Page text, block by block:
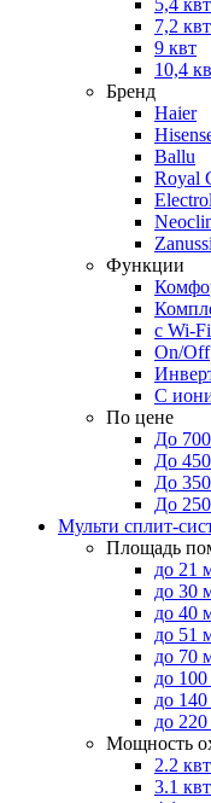
5,4 квт
7,2 квт
9 квт
10,4
Бренд
Haier
Ballu
Royal
Zanussi
Функции
с Wi-Fi
On/Off
С
По цене
До
До
До
До
Мульти сплит-
Площадь
до 21
до 30
до 40
до 51
до 70
до
до
до
Мощность
2.2 квт
3.1 квт